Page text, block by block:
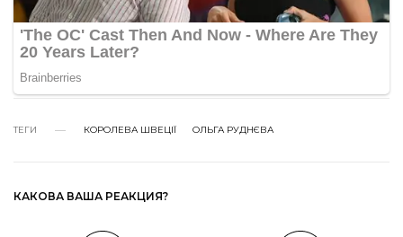
ТЕГИ КОРОЛЕВА ШВЕЦІЇ ОЛЬГА РУДНЄВА
КАКОВА ВАША РЕАКЦИЯ?